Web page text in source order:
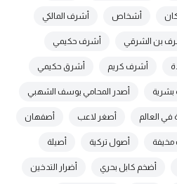
أشخاص أشرف المالكي
بن الشرقي أشرف حكيمي
أشرف كريم أشرق حكيمي
بشرية أصدر المحامي يوسف الشهبي
في العالم أصغر لاعب أصفهان
مخيفة أصول تركية أصيلة
أضخم كابل بحري أضرار التدخين